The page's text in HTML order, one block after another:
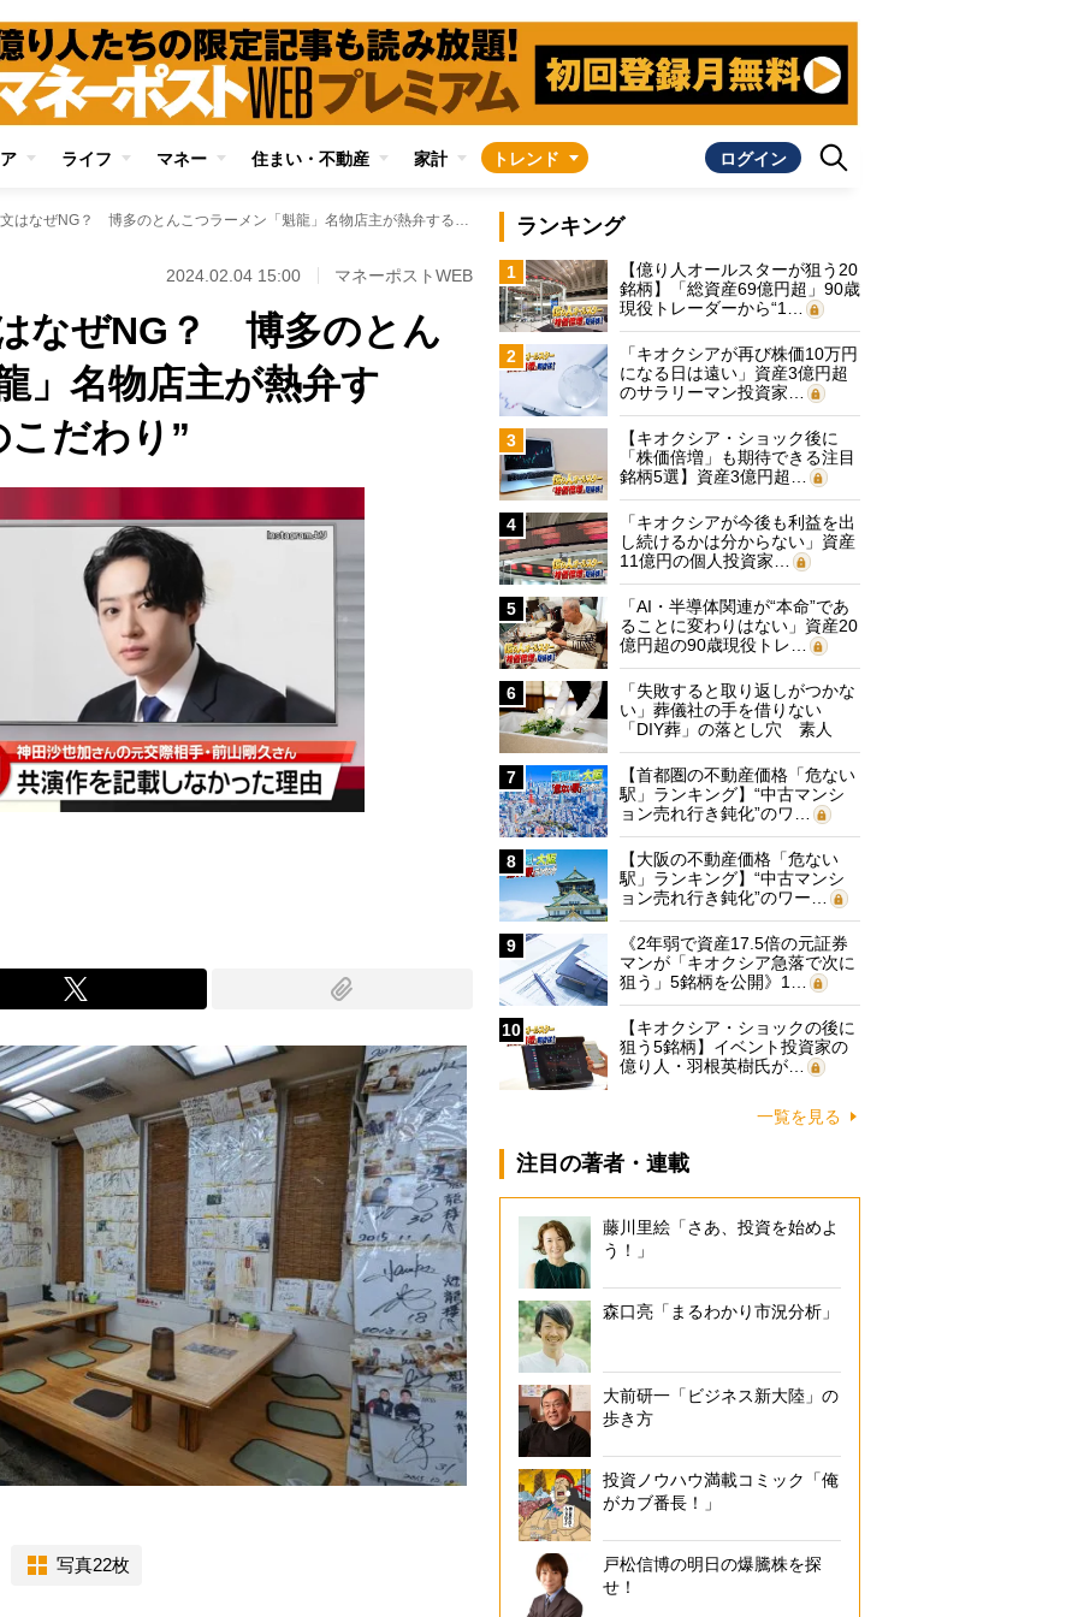
ライフ マネー 住まい・不動産 家計 トレンド ログイン
「バリカタ」注文はなぜNG？ 博多のとんこつラーメン「魁龍」名物店主が熱弁する“麺の茹で方へのこだわり”
2024.02.04 15:00 マネーポストWEB
なぜNG？ 博多のとん
」名物店主が熱弁す
だわり”
写真22枚
ランキング
1
【億り人オールスターが狙う20
銘柄】「総資産69億円超」90歳
現役トレーダーから“1…
2
「キオクシアが再び株価10万円
になる日は遠い」資産3億円超
のサラリーマン投資家…
3
【キオクシア・ショック後に
「株価倍増」も期待できる注目
銘柄5選】資産3億円超…
4
「キオクシアが今後も利益を出
し続けるかは分からない」資産
11億円の個人投資家…
5
「AI・半導体関連が“本命”であ
ることに変わりはない」資産20
億円超の90歳現役トレ…
6
「失敗すると取り返しがつかな
い」葬儀社の手を借りない
「DIY葬」の落とし穴 素人
に…
7
【首都圏の不動産価格「危ない
駅」ランキング】“中古マンシ
ョン売れ行き鈍化”のワ…
8
【大阪の不動産価格「危ない
駅」ランキング】“中古マンシ
ョン売れ行き鈍化”のワー…
9
《2年弱で資産17.5倍の元証券
マンが「キオクシア急落で次に
狙う」5銘柄を公開》1…
10
【キオクシア・ショックの後に
狙う5銘柄】イベント投資家の
億り人・羽根英樹氏が…
一覧を見る
注目の著者・連載
藤川里絵「さあ、投資を始めよ
う！」
森口亮「まるわかり市況分析」
大前研一「ビジネス新大陸」の
歩き方
投資ノウハウ満載コミック「俺
がカブ番長！」
戸松信博の明日の爆騰株を探
せ！